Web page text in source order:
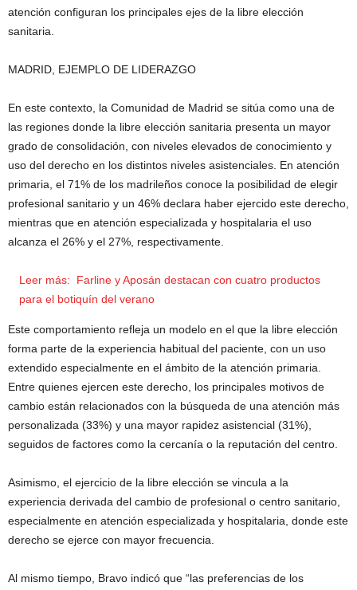
atención configuran los principales ejes de la libre elección
sanitaria.
MADRID, EJEMPLO DE LIDERAZGO
En este contexto, la Comunidad de Madrid se sitúa como una de
las regiones donde la libre elección sanitaria presenta un mayor
grado de consolidación, con niveles elevados de conocimiento y
uso del derecho en los distintos niveles asistenciales. En atención
primaria, el 71% de los madrileños conoce la posibilidad de elegir
profesional sanitario y un 46% declara haber ejercido este derecho,
mientras que en atención especializada y hospitalaria el uso
alcanza el 26% y el 27%, respectivamente.
Leer más:
Farline y Aposán destacan con cuatro productos
para el botiquín del verano
Este comportamiento refleja un modelo en el que la libre elección
forma parte de la experiencia habitual del paciente, con un uso
extendido especialmente en el ámbito de la atención primaria.
Entre quienes ejercen este derecho, los principales motivos de
cambio están relacionados con la búsqueda de una atención más
personalizada (33%) y una mayor rapidez asistencial (31%),
seguidos de factores como la cercanía o la reputación del centro.
Asimismo, el ejercicio de la libre elección se vincula a la
experiencia derivada del cambio de profesional o centro sanitario,
especialmente en atención especializada y hospitalaria, donde este
derecho se ejerce con mayor frecuencia.
Al mismo tiempo, Bravo indicó que “las preferencias de los